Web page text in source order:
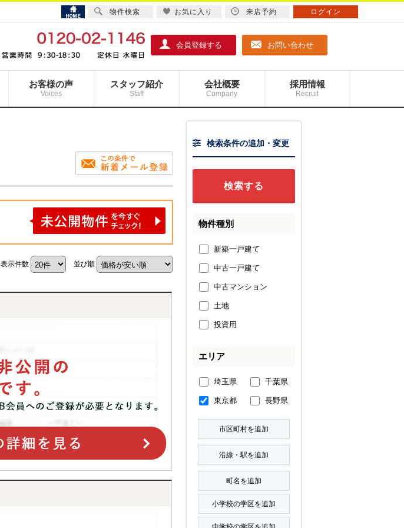
会員登録する お問い合わせ
お客様の声
Voices
スタッフ紹介
Staff
会社概要
Company
採用情報
Recruit
表示件数 並び順
検索条件の追加・変更
物件種別
新築一戸建て
中古一戸建て
中古マンション
土地
投資用
エリア
埼玉県 千葉県
東京都 長野県
物件検索 お気に入り 来店予約 ログイン